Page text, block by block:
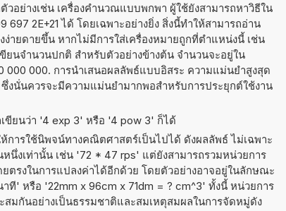
วอย่างเช่น เครื่องคำนวณแบบพกพา ผู้ใช้ยังสามารถหาวิธีใน
697 2E+21 ได้ โดยเฉพาะอย่างยิ่ง สิ่งนี้ทำให้สามารถอ่าน
ายดายขึ้น หากไม่มีการใส่เครื่องหมายถูกที่ตำแหน่งนี้ เช่น
นจำนวนปกติ สำหรับตัวอย่างข้างต้น จำนวนจะอยู่ใน
000 000. การนำเสนอผลลัพธ์แบบอิสระ ความแม่นยำสูงสุด
งนั่นควรจะมีความแม่นยำมากพอสำหรับการประยุกต์ใช้งาน
ขียนว่า '4 exp 3' หรือ '4 pow 3' ก็ได้
การใช้นิพจน์ทางคณิตศาสตร์เป็นไปได้ ดังผลลัพธ์ ไม่เฉพาะ
นึ่งเท่านั้น เช่น '72 * 47 rps' แต่ยังสามารถรวมหน่วยการ
ตรงในการแปลงค่าได้อีกด้วย โดยตัวอย่างอาจอยู่ในลักษณะ
ที' หรือ '22mm x 96cm x 71dm = ? cm^3' ทั้งนี้ หน่วยการ
มกันอย่างเป็นธรรมชาติและสมเหตุสมผลในการจัดหมู่ดัง